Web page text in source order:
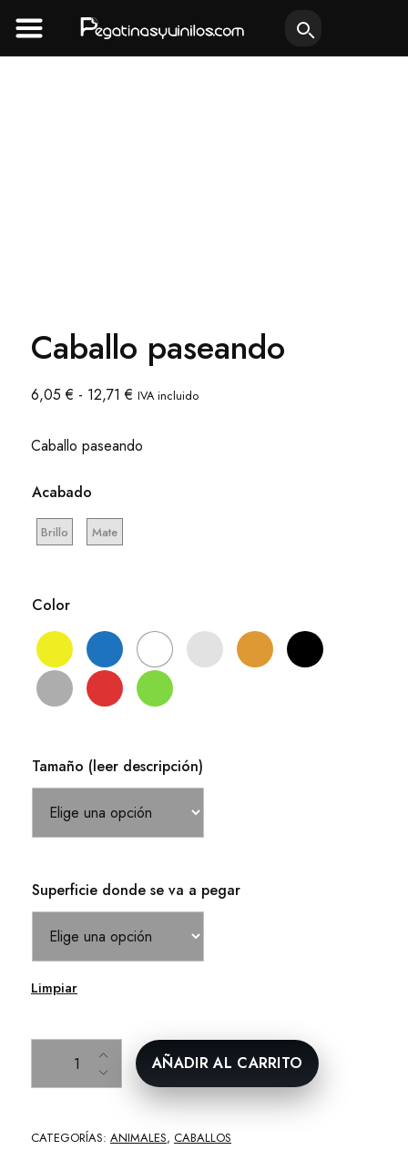
al
contenido
Caballo paseando
6,05€ - 12,71€ Rango
precios:
IVA incluido
Caballo paseando
Acabado
Brillo Mate
Color
Tamaño (leer descripción)
Superficie donde se va a pegar
Limpiar
Caballo paseando cantidad
AÑADIR AL CARRITO
CATEGORÍAS: ANIMALES, CABALLOS